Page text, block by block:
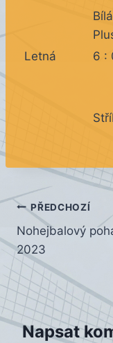
Letná
6 :
Navigace
pro
příspěvek
PŘEDCHOZÍ
Nohejbalový
2023
Napsat